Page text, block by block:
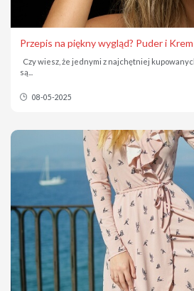
Przepis na piękny wygląd? Puder i
Czy wiesz, że jednymi z najchętniej
są...
08-05-2025